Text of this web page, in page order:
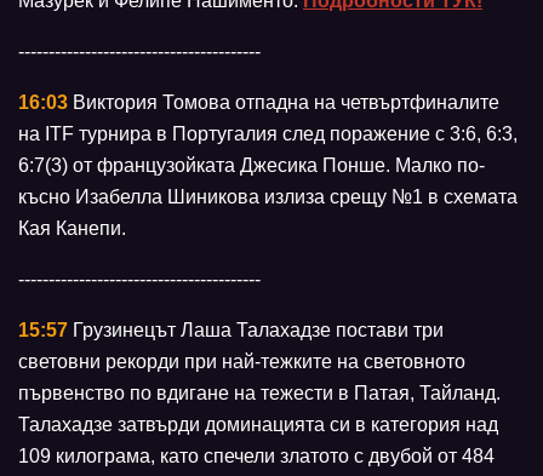
----------------------------------------
16:03 Виктория Томова отпадна на четвъртфиналите
на ITF турнира в Португалия след поражение с 3:6, 6:3,
6:7(3) от французойката Джесика Понше. Малко по-
късно Изабелла Шиникова излиза срещу №1 в схемата
Кая Канепи.
----------------------------------------
15:57 Грузинецът Лаша Талахадзе постави три
световни рекорди при най-тежките на световното
първенство по вдигане на тежести в Патая, Тайланд.
Талахадзе затвърди доминацията си в категория над
109 килограма, като спечели златото с двубой от 484